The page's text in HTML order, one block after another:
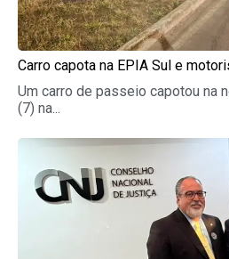
Carro capota na EPIA Sul e
Um carro de passeio capotou na
(7) na...